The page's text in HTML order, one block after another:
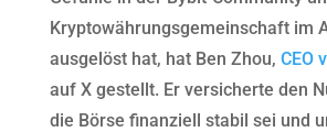
Kryptowährungsgemeinschaft im
ausgelöst hat, hat Ben Zhou, CEO
auf X gestellt. Er versicherte den
die Börse finanziell stabil sei und